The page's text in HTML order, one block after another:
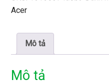
Acer
Mô tả
Mô tả